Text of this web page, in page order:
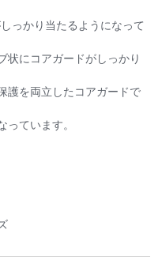
っかり当たるようになって
状にコアガードがしっかり
護を両立したコアガードで
ています。